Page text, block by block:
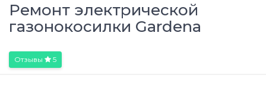
Ремонт электрической
газонокосилки Gardena
Отзывы 5